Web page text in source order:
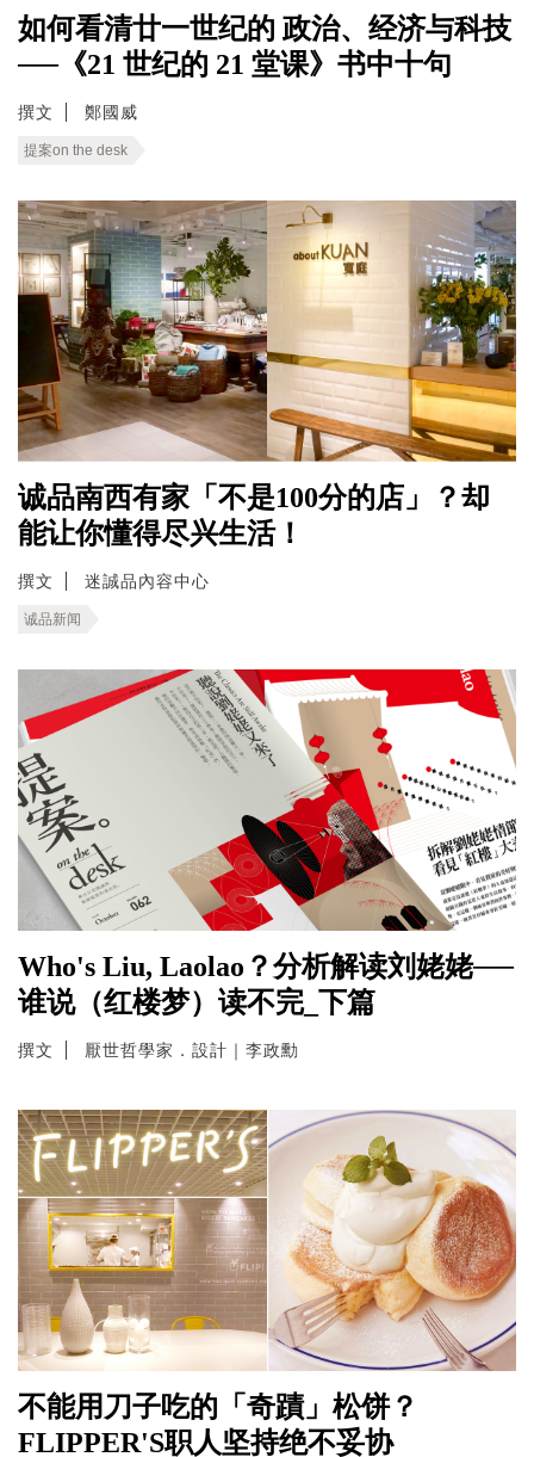
如何看清廿一世纪的 政治、经济与科技
──《21 世纪的 21 堂课》书中十句
撰文 鄭國威
提案on the desk
诚品南西有家「不是100分的店」？却
能让你懂得尽兴生活！
撰文 迷誠品內容中心
诚品新闻
Who's Liu, Laolao？分析解读刘姥姥──
谁说（红楼梦）读不完_下篇
撰文 厭世哲學家．設計｜李政勳
不能用刀子吃的「奇蹟」松饼？
FLIPPER'S职人坚持绝不妥协